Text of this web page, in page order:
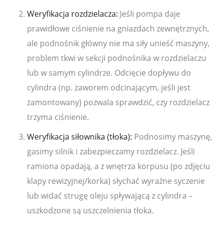
Weryfikacja rozdzielacza: Jeśli pompa daje
prawidłowe ciśnienie na gniazdach zewnętrznych,
ale podnośnik główny nie ma siły unieść maszyny,
problem tkwi w sekcji podnośnika w rozdzielaczu
lub w samym cylindrze. Odcięcie dopływu do
cylindra (np. zaworem odcinającym, jeśli jest
zamontowany) pozwala sprawdzić, czy rozdzielacz
trzyma ciśnienie.
Weryfikacja siłownika (tłoka): Podnosimy maszynę,
gasimy silnik i zabezpieczamy rozdzielacz. Jeśli
ramiona opadają, a z wnętrza korpusu (po zdjęciu
klapy rewizyjnej/korka) słychać wyraźne syczenie
lub widać strugę oleju spływającą z cylindra –
uszkodzone są uszczelnienia tłoka.